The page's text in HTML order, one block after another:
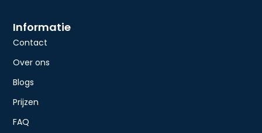
Informatie
Contact
Over ons
Blogs
Prijzen
FAQ